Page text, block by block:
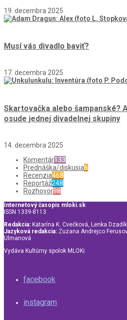
19. decembra 2025
Musí vás divadlo baviť?
17. decembra 2025
Skartovačka alebo šampanské?
osude jednej divadelnej skupiny
14. decembra 2025
Komentár133
Prednáška/diskusia6
Recenzia468
Reportáž248
Rozhovor98
Internetový časopis mloki.sk
ISSN 1339-8113
Redakcia: Katarína K. Cvečková, Lenka
Jazyková redakcia: Zuzana Andrejco
Ulmanová
Vydáva Kultúrny spolok MLOKi.
facebook
instagram